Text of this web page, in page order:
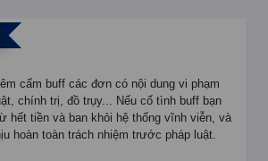
cấm buff các đơn có nội dung vi phạm
chính trị, đồ trụy... Nếu cố tình buff bạn
hết tiền và ban khỏi hệ thống vĩnh viễn, và
hoàn toàn trách nhiệm trước pháp luật.